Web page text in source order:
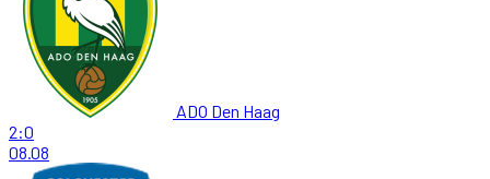
ADO Den Haag
2:0
08.08